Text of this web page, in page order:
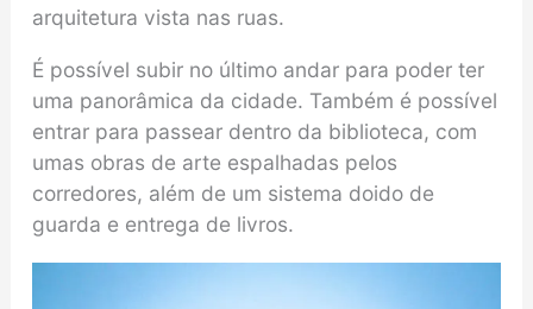
arquitetura vista nas ruas.
É possível subir no último andar para poder ter
uma panorâmica da cidade. Também é possível
entrar para passear dentro da biblioteca, com
umas obras de arte espalhadas pelos
corredores, além de um sistema doido de
guarda e entrega de livros.